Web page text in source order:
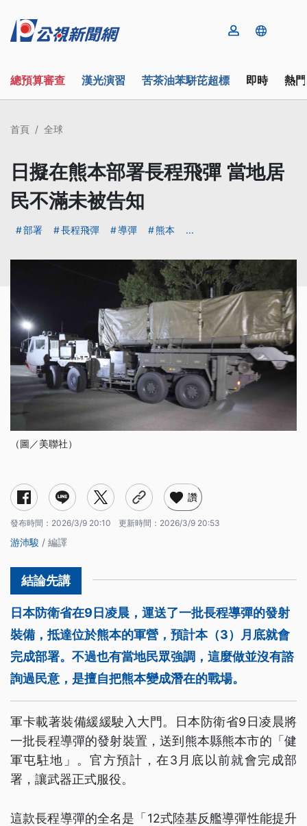
總預算審查 漢光演習 苦茶油苯駢芘超標 即時 熱
首頁 全球
日擬在熊本部署長程飛彈 當地居
民不滿未被告知
部署 長程飛彈 導彈 熊本 ...
（圖／美聯社）
讚
發布時間： 2026/3/9 20:10 更新時間： 2026/3/9 20:53
游沛駿 / 編譯
日本防衛省在9日凌晨，運送了一批長程導彈的發射
裝備，抵達位於熊本的軍營，預計本（3）月底就會
完成部署。不過也有當地民眾強調，這麼做並沒有諮
詢過民意，是擅自把熊本變成潛在的戰場。
軍卡載著裝備緩緩駛入大門。日本防衛省9日凌晨將
一批長程導彈的發射裝置，送到熊本縣熊本市的「健
軍屯駐地」。官方預計，在3月底以前就會完成部
署，讓武器正式服役。
這款長程導彈的全名是「12式陸基反艦導彈性能提升